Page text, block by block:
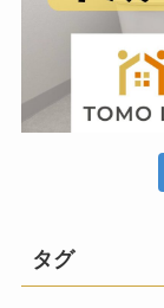
タグ